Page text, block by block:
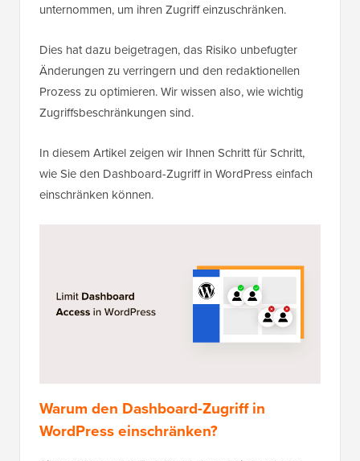
unternommen, um ihren Zugriff einzuschränken.
Dies hat dazu beigetragen, das Risiko unbefugter
Änderungen zu verringern und den redaktionellen
Prozess zu optimieren. Wir wissen also, wie wichtig
Zugriffsbeschränkungen sind.
In diesem Artikel zeigen wir Ihnen Schritt für Schritt,
wie Sie den Dashboard-Zugriff in WordPress einfach
einschränken können.
Warum den Dashboard-Zugriff in
WordPress einschränken?